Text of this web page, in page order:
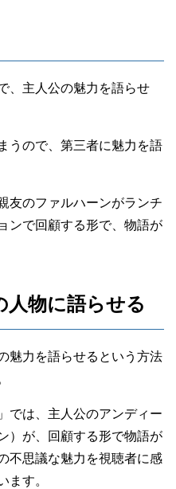
、主人公の魅力を語らせ
うので、第三者に魅力を語
友のファルハーンがランチ
ンで回顧する形で、物語が
物に語らせる
魅力を語らせるという方法
」では、主人公のアンディー
）が、回顧する形で物語が
不思議な魅力を視聴者に感
ます。